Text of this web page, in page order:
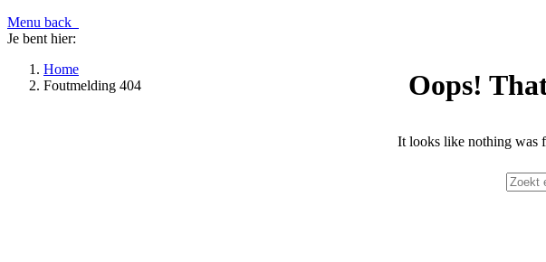
Menu back
Je bent hier:
Home
Foutmelding 404
Oops!
It looks like nothing was